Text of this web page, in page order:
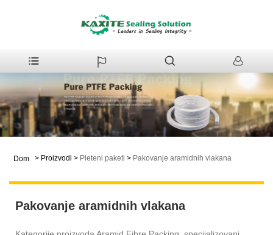
Dom > Proizvodi > Pleteni paketi > Pakovanje aramidnih vlakana
Pakovanje aramidnih vlakana